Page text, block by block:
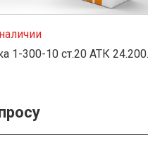
1-300-10 ст.20 АТК